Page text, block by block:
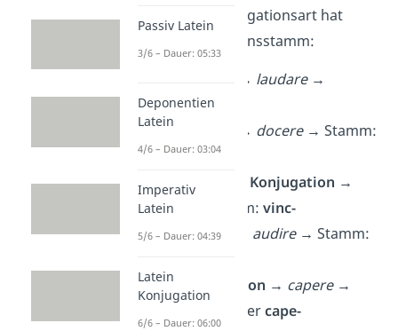
ab. Denn jede Konjugationsart hat
ihren eigenen Präsensstamm:
→ laudare →
Stamm:lauda-
e-Konjugation
→ docere → Stamm:
doce-
konsonantische Konjugation →
vincere
Stamm: vinc-
i-Konjugation
audire → Stamm:
kurz-i-Konjugation → capere →
odercape-
Passiv Latein
3/6 – Dauer: 05:33
Deponentien
Latein
4/6 – Dauer: 03:04
Imperativ
Latein
5/6 – Dauer: 04:39
Latein
Konjugation
6/6 – Dauer: 06:00